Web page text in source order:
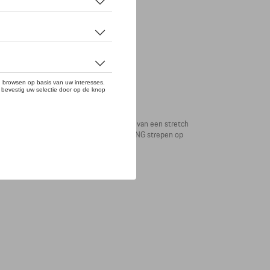
materiaal. De broek is voorzien van een stretch
de broek decoratieve MARTINI RACING strepen op